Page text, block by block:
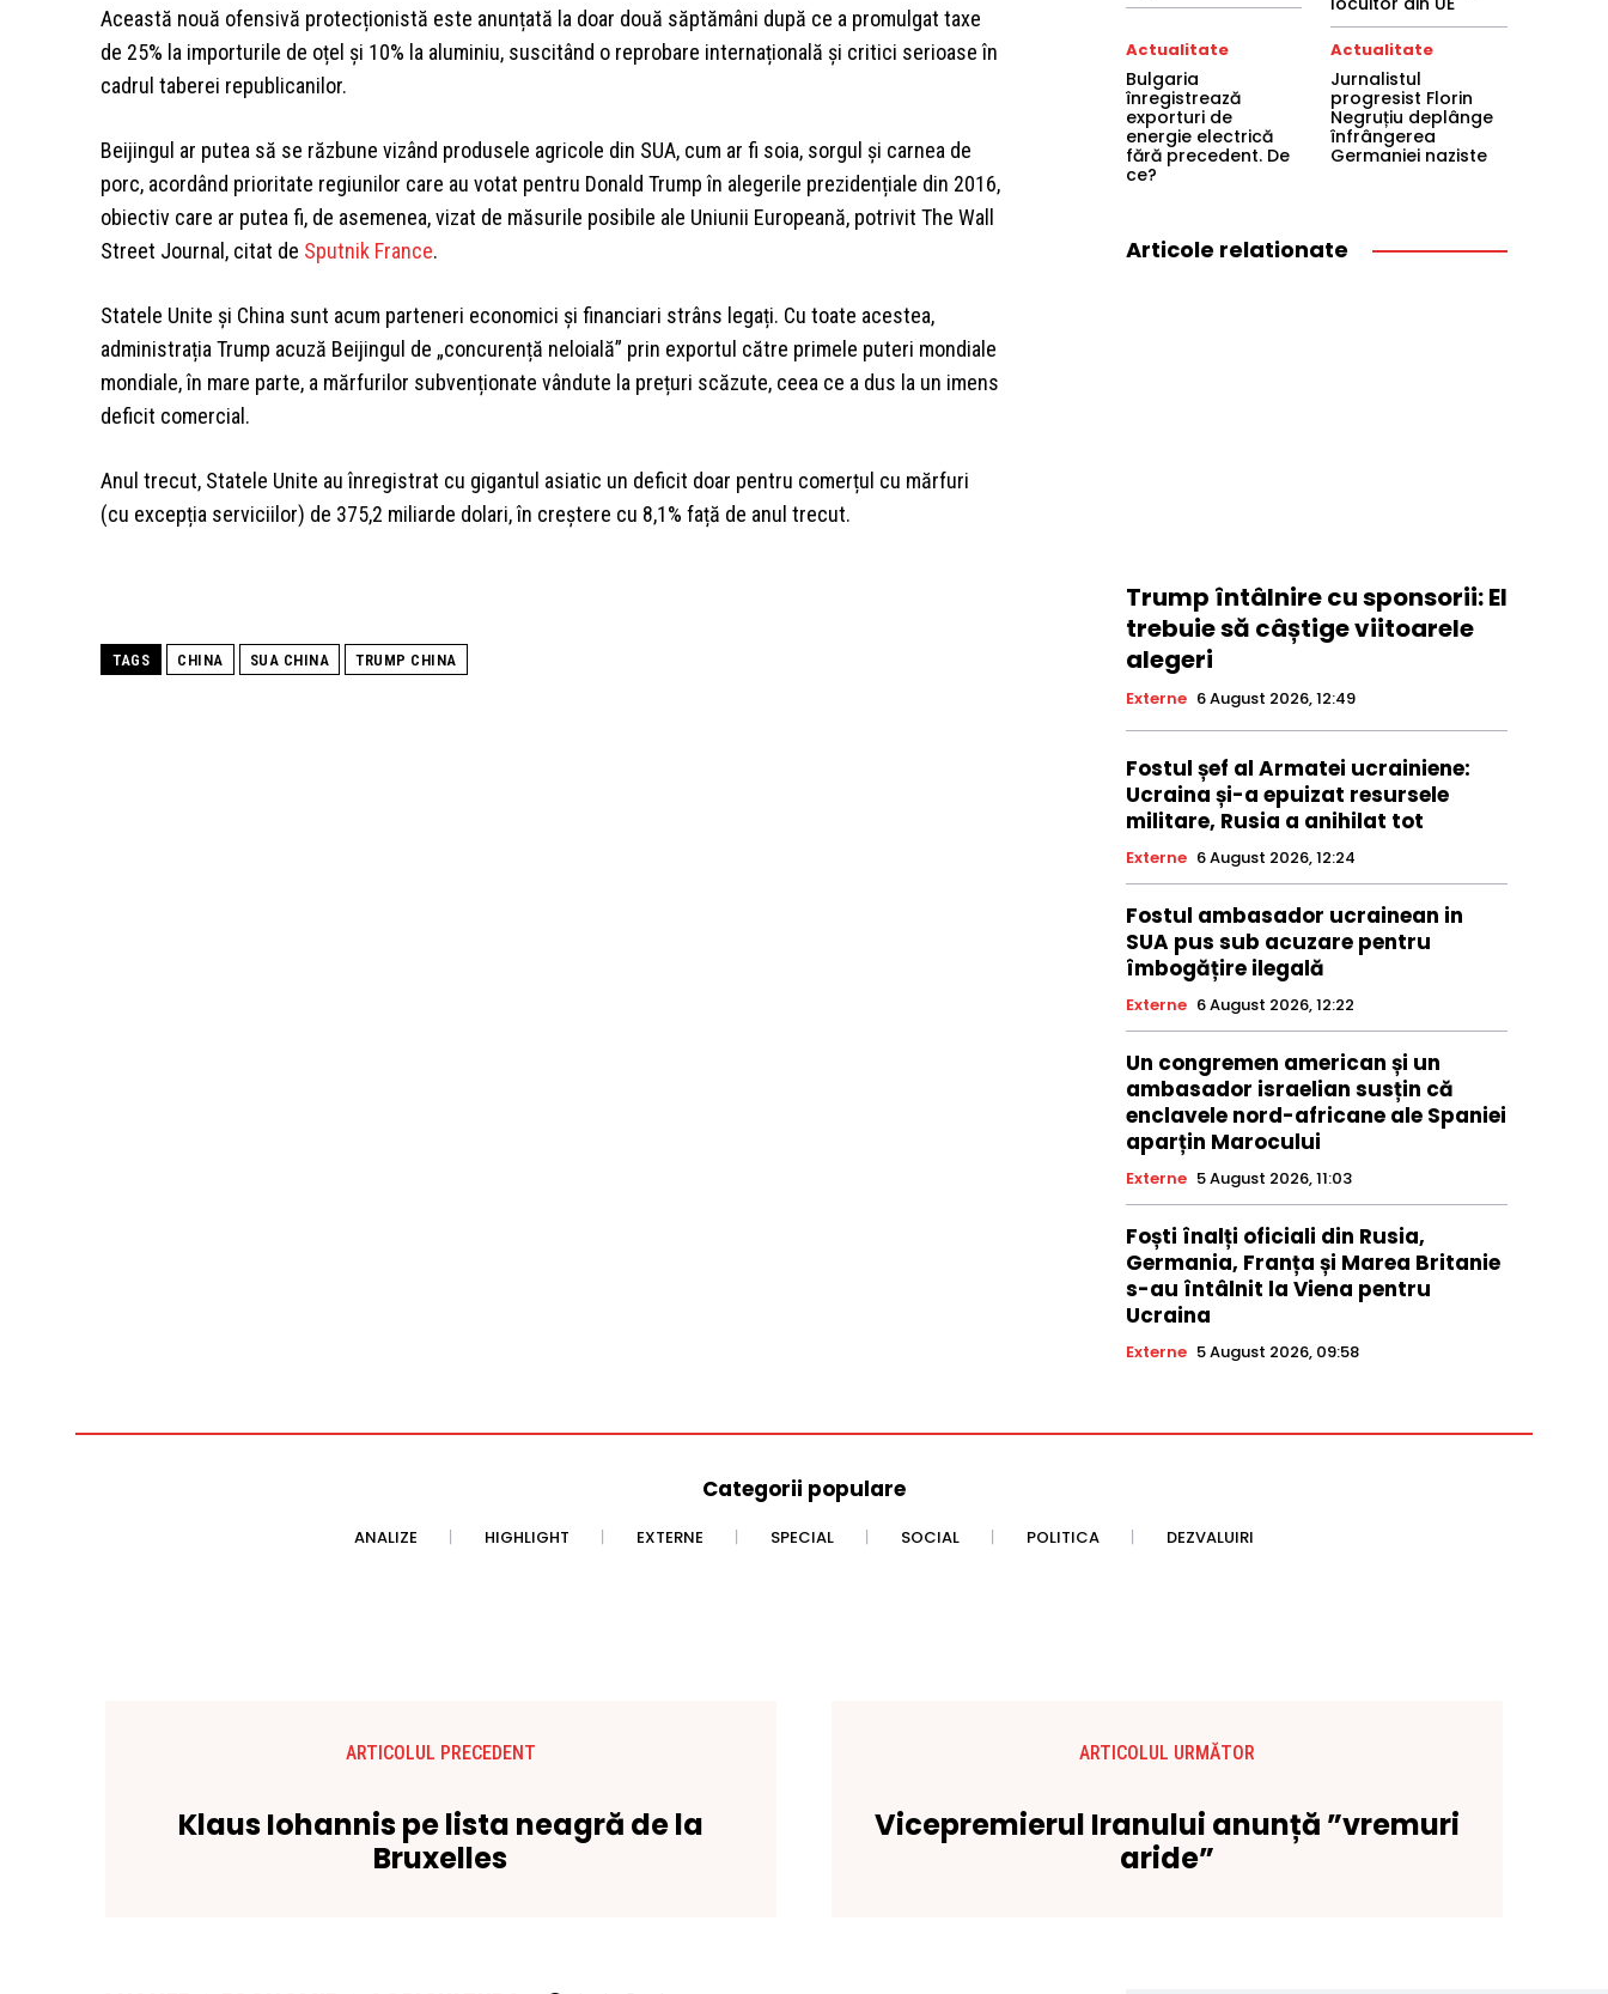
Această nouă ofensivă protecționistă este anunțată la doar două săptămâni după ce a promulgat taxe
de 25% la importurile de oțel și 10% la aluminiu, suscitând o reprobare internațională și critici serioase în
cadrul taberei republicanilor.
Beijingul ar putea să se răzbune vizând produsele agricole din SUA, cum ar fi soia, sorgul și carnea de
porc, acordând prioritate regiunilor care au votat pentru Donald Trump în alegerile prezidențiale din 2016,
obiectiv care ar putea fi, de asemenea, vizat de măsurile posibile ale Uniunii Europeană, potrivit The Wall
Street Journal, citat de Sputnik France.
Statele Unite și China sunt acum parteneri economici și financiari strâns legați. Cu toate acestea,
administrația Trump acuză Beijingul de „concurență neloială” prin exportul către primele puteri mondiale
mondiale, în mare parte, a mărfurilor subvenționate vândute la prețuri scăzute, ceea ce a dus la un imens
deficit comercial.
Anul trecut, Statele Unite au înregistrat cu gigantul asiatic un deficit doar pentru comerțul cu mărfuri
(cu excepția serviciilor) de 375,2 miliarde dolari, în creștere cu 8,1% față de anul trecut.
TAGS CHINA SUA CHINA TRUMP CHINA
Actualitate
Bulgaria
înregistrează
exporturi de
energie electrică
fără precedent. De
ce?
Actualitate
Jurnalistul
progresist Florin
Negruțiu deplânge
înfrângerea
Germaniei naziste
Articole relationate
Trump întâlnire cu sponsorii: El
trebuie să câștige viitoarele
alegeri
Externe 6 August 2026, 12:49
Fostul șef al Armatei ucrainiene:
Ucraina și-a epuizat resursele
militare, Rusia a anihilat tot
Externe 6 August 2026, 12:24
Fostul ambasador ucrainean in
SUA pus sub acuzare pentru
îmbogățire ilegală
Externe 6 August 2026, 12:22
Un congremen american și un
ambasador israelian susțin că
enclavele nord-africane ale Spaniei
aparțin Marocului
Externe 5 August 2026, 11:03
Foști înalți oficiali din Rusia,
Germania, Franța și Marea Britanie
s-au întâlnit la Viena pentru
Ucraina
Externe 5 August 2026, 09:58
Categorii populare
ANALIZE HIGHLIGHT EXTERNE SPECIAL SOCIAL POLITICA DEZVALUIRI
ARTICOLUL PRECEDENT
Klaus Iohannis pe lista neagră de la
Bruxelles
ARTICOLUL URMĂTOR
Vicepremierul Iranului anunță ”vremuri
aride”